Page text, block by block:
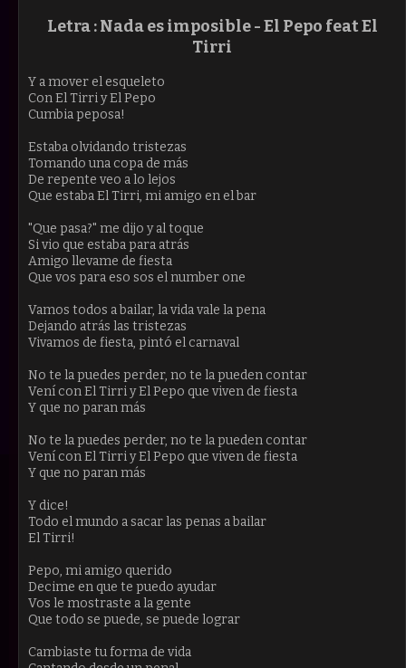
Letra : Nada es imposible -El Pepo feat El
Tirri
Y a mover el esqueleto
Con El Tirri y El Pepo
Cumbia peposa!
Estaba olvidando tristezas
Tomando una copa de más
De repente veo a lo lejos
Que estaba El Tirri, mi amigo en el bar
"Que pasa?" me dijo y al toque
Si vio que estaba para atrás
Amigo llevame de fiesta
Que vos para eso sos el number one
Vamos todos a bailar, la vida vale la pena
Dejando atrás las tristezas
Vivamos de fiesta, pintó el carnaval
No te la puedes perder, no te la pueden contar
Vení con El Tirri y El Pepo que viven de fiesta
Y que no paran más
No te la puedes perder, no te la pueden contar
Vení con El Tirri y El Pepo que viven de fiesta
Y que no paran más
Y dice!
Todo el mundo a sacar las penas a bailar
El Tirri!
Pepo, mi amigo querido
Decime en que te puedo ayudar
Vos le mostraste a la gente
Que todo se puede, se puede lograr
Cambiaste tu forma de vida